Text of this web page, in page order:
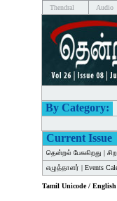
Thendral Audio
By Category:
Current Issue
தென்றல் பேசுகிறது |
எழுத்தாளர் | Events
Tamil Unicode / English